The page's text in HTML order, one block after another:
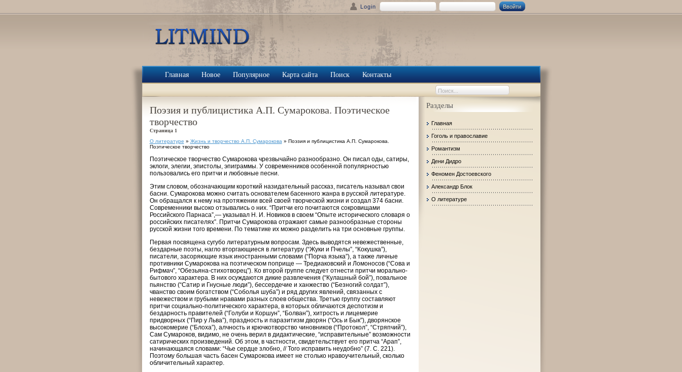
Login
Главная Новое Популярное Карта сайта Поиск Контакты
Поэзия и публицистика А.П. Сумарокова. Поэтическое
творчество
Страница 1
О литературе » Жизнь и творчество А.П. Сумарокова » Поэзия и публицистика А.П. Сумарокова.
Поэтическое творчество
Поэтическое творчество Сумарокова чрезвычайно разнообразно. Он писал оды, сатиры,
эклоги, элегии, эпистолы, эпиграммы. У современников особенной популярностью
пользовались его притчи и любовные песни.
Этим словом, обозначающим короткий назидательный рассказ, писатель называл свои
басни. Сумарокова можно считать основателем басенного жанра в русской литературе.
Он обращался к нему на протяжении всей своей творческой жизни и создал 374 басни.
Современники высоко отзывались о них. “Притчи его почитаются сокровищами
Российского Парнаса”,— указывал Н. И. Новиков в своем “Опыте исторического словаря о
российских писателях”. Притчи Сумарокова отражают самые разнообразные стороны
русской жизни того времени. По тематике их можно разделить на три основные группы.
Первая посвящена сугубо литературным вопросам. Здесь выводятся невежественные,
бездарные поэты, нагло вторгающиеся в литературу (“Жуки и Пчелы”, “Кокушка”),
писатели, засоряющие язык иностранными словами (“Порча языка”), а также личные
противники Сумарокова на поэтическом поприще — Тредиаковский и Ломоносов (“Сова и
Рифмач”, “Обезьяна-стихотворец”). Ко второй группе следует отнести притчи морально-
бытового характера. В них осуждаются дикие развлечения (“Кулашный бой”), повальное
пьянство (“Сатир и Гнусные люди”), бессердечие и ханжество (“Безногий солдат”),
чванство своим богатством (“Соболья шуба”) и ряд других явлений, связанных с
невежеством и грубыми нравами разных слоев общества. Третью группу составляют
притчи социально-политического характера, в которых обличаются деспотизм и
бездарность правителей (“Голуби и Коршун”, “Болван”), хитрость и лицемерие
придворных (“Пир у Льва”), праздность и паразитизм дворян (“Ось и Бык”), дворянское
высокомерие (“Блоха”), алчность и крючкотворство чиновников (“Протокол”, “Стряпчий”),
Сам Сумароков, видимо, не очень верил в дидактические, “исправительные” возможности
сатирических произведений. Об этом, в частности, свидетельствует его притча “Арап”,
начинающаяся словами: “Чье сердце злобно, // Того исправить неудобно” (7. С. 221).
Поэтому большая часть басен Сумарокова имеет не столько нравоучительный, сколько
обличительный характер.
Разделы
Главная
Гоголь и православие
Романтизм
Дени Дидро
Феномен Достоевского
Александр Блок
О литературе